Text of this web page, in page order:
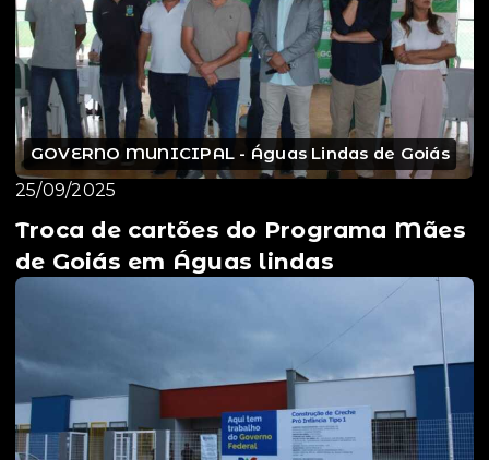
GOVERNO MUNICIPAL - Águas Lindas de Goiás
25/09/2025
Troca de cartões do Programa Mães
de Goiás em Águas lindas